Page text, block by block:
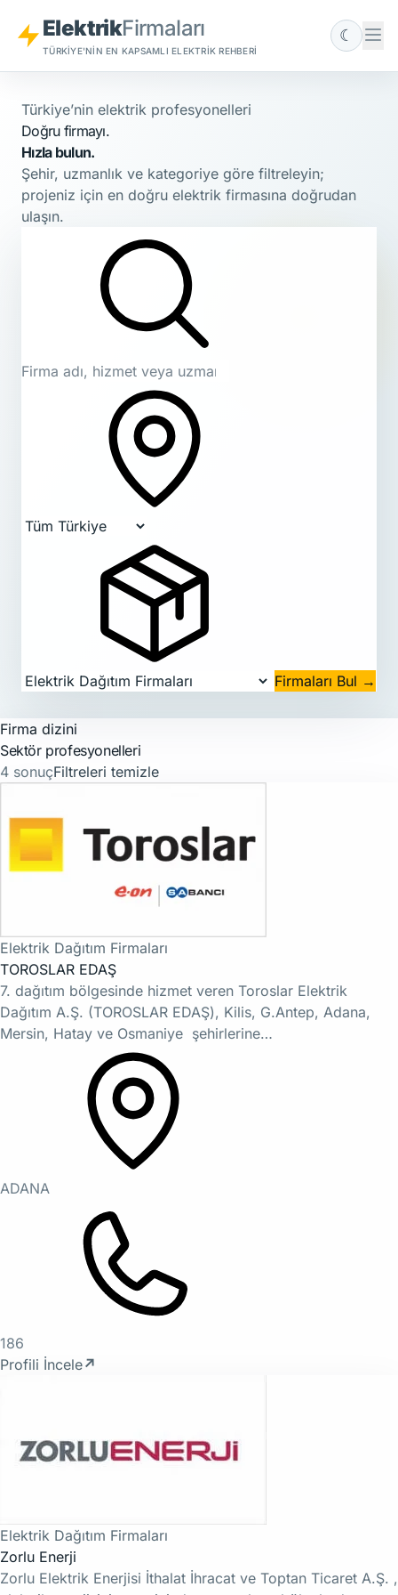
ElektrikFirmaları
TÜRKIYE'NIN EN KAPSAMLI ELEKTRIK REHBERI
☾
Türkiye’nin elektrik profesyonelleri
Doğru firmayı.
Hızla bulun.
Şehir, uzmanlık ve kategoriye göre filtreleyin;
projeniz için en doğru elektrik firmasına doğrudan
ulaşın.
Firmaları Bul →
Firma dizini
Sektör profesyonelleri
4 sonuçFiltreleri temizle
Elektrik Dağıtım Firmaları
TOROSLAR EDAŞ
7. dağıtım bölgesinde hizmet veren Toroslar Elektrik
Dağıtım A.Ş. (TOROSLAR EDAŞ), Kilis, G.Antep, Adana,
Mersin, Hatay ve Osmaniye şehirlerine…
ADANA
186
Profili İncele↗
Elektrik Dağıtım Firmaları
Zorlu Enerji
Zorlu Elektrik Enerjisi İthalat İhracat ve Toptan Ticaret A.Ş. ,